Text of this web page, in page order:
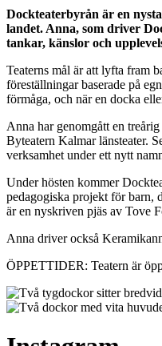
Dockteaterbyrån är en
landet. Anna, som driver
tankar, känslor och
Teaterns mål är att lyfta fram
föreställningar baserade på
förmåga, och när en docka
Anna har genomgått en
Byteatern Kalmar länsteater.
verksamhet under ett nytt
Under hösten kommer
pedagogiska projekt för barn,
är en nyskriven pjäs av Tove
Anna driver också
ÖPPETTIDER: Teatern är